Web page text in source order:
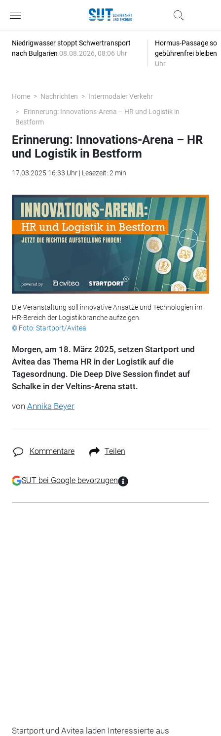
Niedrigwasser stoppt Schwertransport
nach Bulgarien 08.08.2026, 08:06 Uhr
Hormus-Passage
gebührenfrei bleiben
Uhr
Home Nachrichten
Intermodaler Verkehr
Erinnerung: Innovations-Arena – HR und Logistik in
Bestform
Erinnerung: Innovations-Arena – HR
und Logistik in Bestform
17.03.2025 16:33 Uhr | Lesezeit: 2 min
Die Veranstaltung soll innovative Ansätze und Technologien im
HR-Bereich der Logistikbranche aufzeigen.
© Foto: Startport/Avitea
Morgen, am 18. März 2025, setzen Startport und
Avitea das Thema HR in der Logistik auf die
Tagesordnung. Die Deep Dive Session findet auf
Schalke in der Veltins-Arena statt.
von Annika Beyer
Kommentare Teilen
SUT bei Google bevorzugen
Startport und Avitea laden Interessierte aus